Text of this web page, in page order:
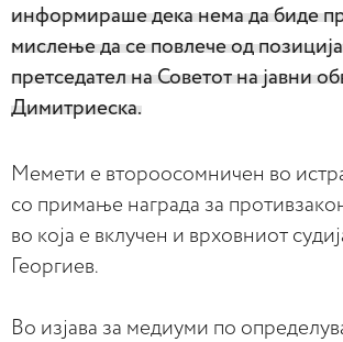
информираше дека нема да биде
мислење да се повлече од
претседател на Советот на јавни
Димитриеска.
Мемети е второосомничен во
со примање награда за
во која е вклучен и врховниот
Георгиев.
Во изјава за медиуми по